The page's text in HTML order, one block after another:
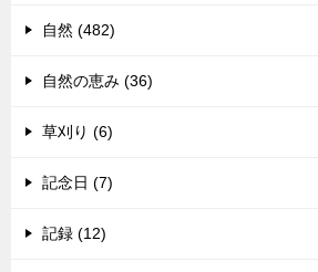
自然 (482)
自然の恵み (36)
草刈り (6)
記念日 (7)
記録 (12)